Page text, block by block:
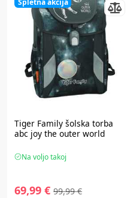
Tiger Family šolska torba
abc joy the outer world
Na voljo takoj
69,99 € 99,99 €